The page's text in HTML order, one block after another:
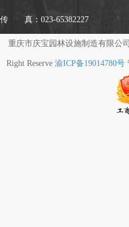
传 真：023-65382227
重庆市庆宝园林设施制造有限公
Right Reserve 渝ICP备19014780号